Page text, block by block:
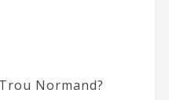
Normand?